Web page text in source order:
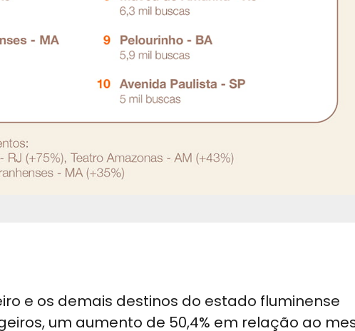
e os demais destinos do estado fluminense
um aumento de 50,4% em relação ao